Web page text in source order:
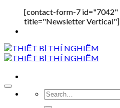
[contact-form-7 id="7042"
title="Newsletter Vertical"]
Search
for: